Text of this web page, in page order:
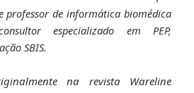
professor de informática biomédica
especializado em PEP,
SBIS.
na revista Wareline